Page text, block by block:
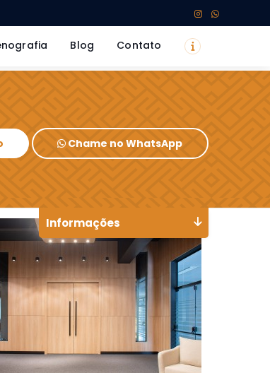
Blog Contato
Chame no WhatsApp
Informações